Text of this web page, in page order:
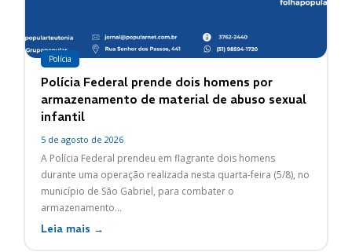
Polícia
Polícia Federal prende dois homens por
armazenamento de material de abuso sexual
infantil
5 de agosto de 2026
A Polícia Federal prendeu em flagrante dois homens
durante uma operação realizada nesta quarta-feira (5/8), no
município de São Gabriel, para combater o
armazenamento...
Leia mais →